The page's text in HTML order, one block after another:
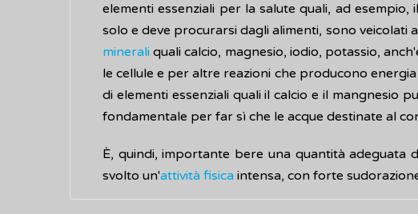
elementi essenziali per la salute quali, ad esempio,
solo e deve procurarsi dagli alimenti, sono
minerali quali calcio, magnesio, iodio, potassio,
le cellule e per altre reazioni che producono
di elementi essenziali quali il calcio e il mangnesio
fondamentale per far sì che le acque destinate al
È, quindi, importante bere una quantità
svolto un'attività fisica intensa, con forte